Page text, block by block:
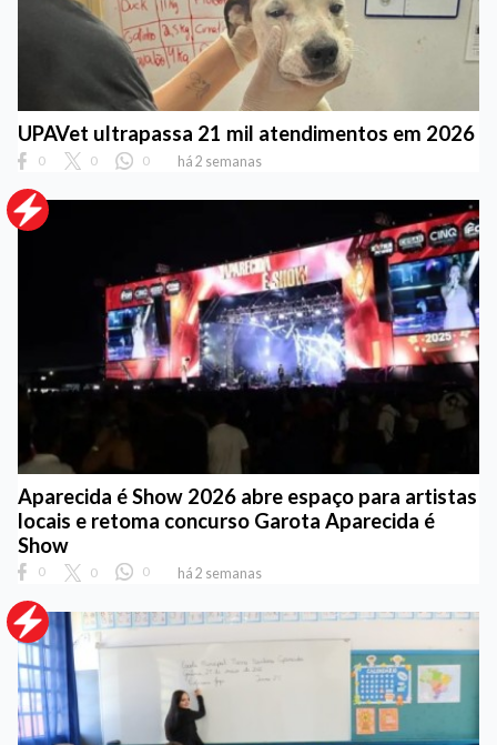
UPAVet ultrapassa 21 mil atendimentos em 2026
0 0 0 há 2 semanas
Aparecida é Show 2026 abre espaço para artistas
locais e retoma concurso Garota Aparecida é
Show
0 0 0 há 2 semanas